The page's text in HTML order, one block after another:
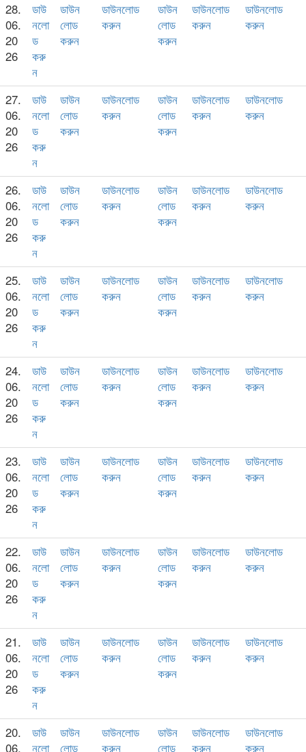
28.
06.
20
26
ডাউ
নলো
ড
করু
ন
ডাউন
লোড
করুন
ডাউনলোড
করুন
ডাউন
লোড
করুন
ডাউনলোড
করুন
ডাউনলোড
করুন
27.
06.
20
26
ডাউ
নলো
ড
করু
ন
ডাউন
লোড
করুন
ডাউনলোড
করুন
ডাউন
লোড
করুন
ডাউনলোড
করুন
ডাউনলোড
করুন
26.
06.
20
26
ডাউ
নলো
ড
করু
ন
ডাউন
লোড
করুন
ডাউনলোড
করুন
ডাউন
লোড
করুন
ডাউনলোড
করুন
ডাউনলোড
করুন
25.
06.
20
26
ডাউ
নলো
ড
করু
ন
ডাউন
লোড
করুন
ডাউনলোড
করুন
ডাউন
লোড
করুন
ডাউনলোড
করুন
ডাউনলোড
করুন
24.
06.
20
26
ডাউ
নলো
ড
করু
ন
ডাউন
লোড
করুন
ডাউনলোড
করুন
ডাউন
লোড
করুন
ডাউনলোড
করুন
ডাউনলোড
করুন
23.
06.
20
26
ডাউ
নলো
ড
করু
ন
ডাউন
লোড
করুন
ডাউনলোড
করুন
ডাউন
লোড
করুন
ডাউনলোড
করুন
ডাউনলোড
করুন
22.
06.
20
26
ডাউ
নলো
ড
করু
ন
ডাউন
লোড
করুন
ডাউনলোড
করুন
ডাউন
লোড
করুন
ডাউনলোড
করুন
ডাউনলোড
করুন
21.
06.
20
26
ডাউ
নলো
ড
করু
ন
ডাউন
লোড
করুন
ডাউনলোড
করুন
ডাউন
লোড
করুন
ডাউনলোড
করুন
ডাউনলোড
করুন
20.
06.
ডাউ
নলো
ডাউন
লোড
ডাউনলোড
করুন
ডাউন
লোড
ডাউনলোড
করুন
ডাউনলোড
করুন